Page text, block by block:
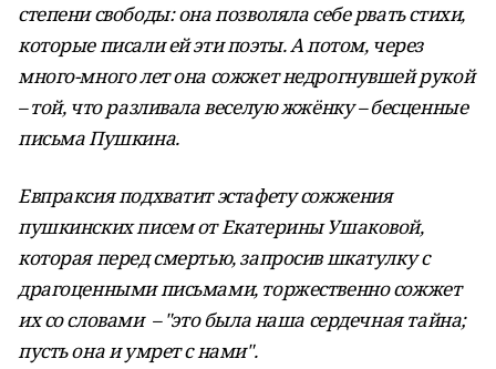
степени свободы: она позволяла себе рвать стихи,
которые писали ей эти поэты. А потом, через
много-много лет она сожжет недрогнувшей рукой
– той, что разливала веселую жжёнку – бесценные
письма Пушкина.
Евпраксия подхватит эстафету сожжения
пушкинских писем от Екатерины Ушаковой,
которая перед смертью, запросив шкатулку с
драгоценными письмами, торжественно сожжет
их со словами – "это была наша сердечная тайна;
пусть она и умрет с нами".